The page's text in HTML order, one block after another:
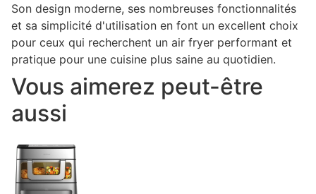
Son design moderne, ses nombreuses fonctionnalités
et sa simplicité d'utilisation en font un excellent choix
pour ceux qui recherchent un air fryer performant et
pratique pour une cuisine plus saine au quotidien.
Vous aimerez peut-être
aussi